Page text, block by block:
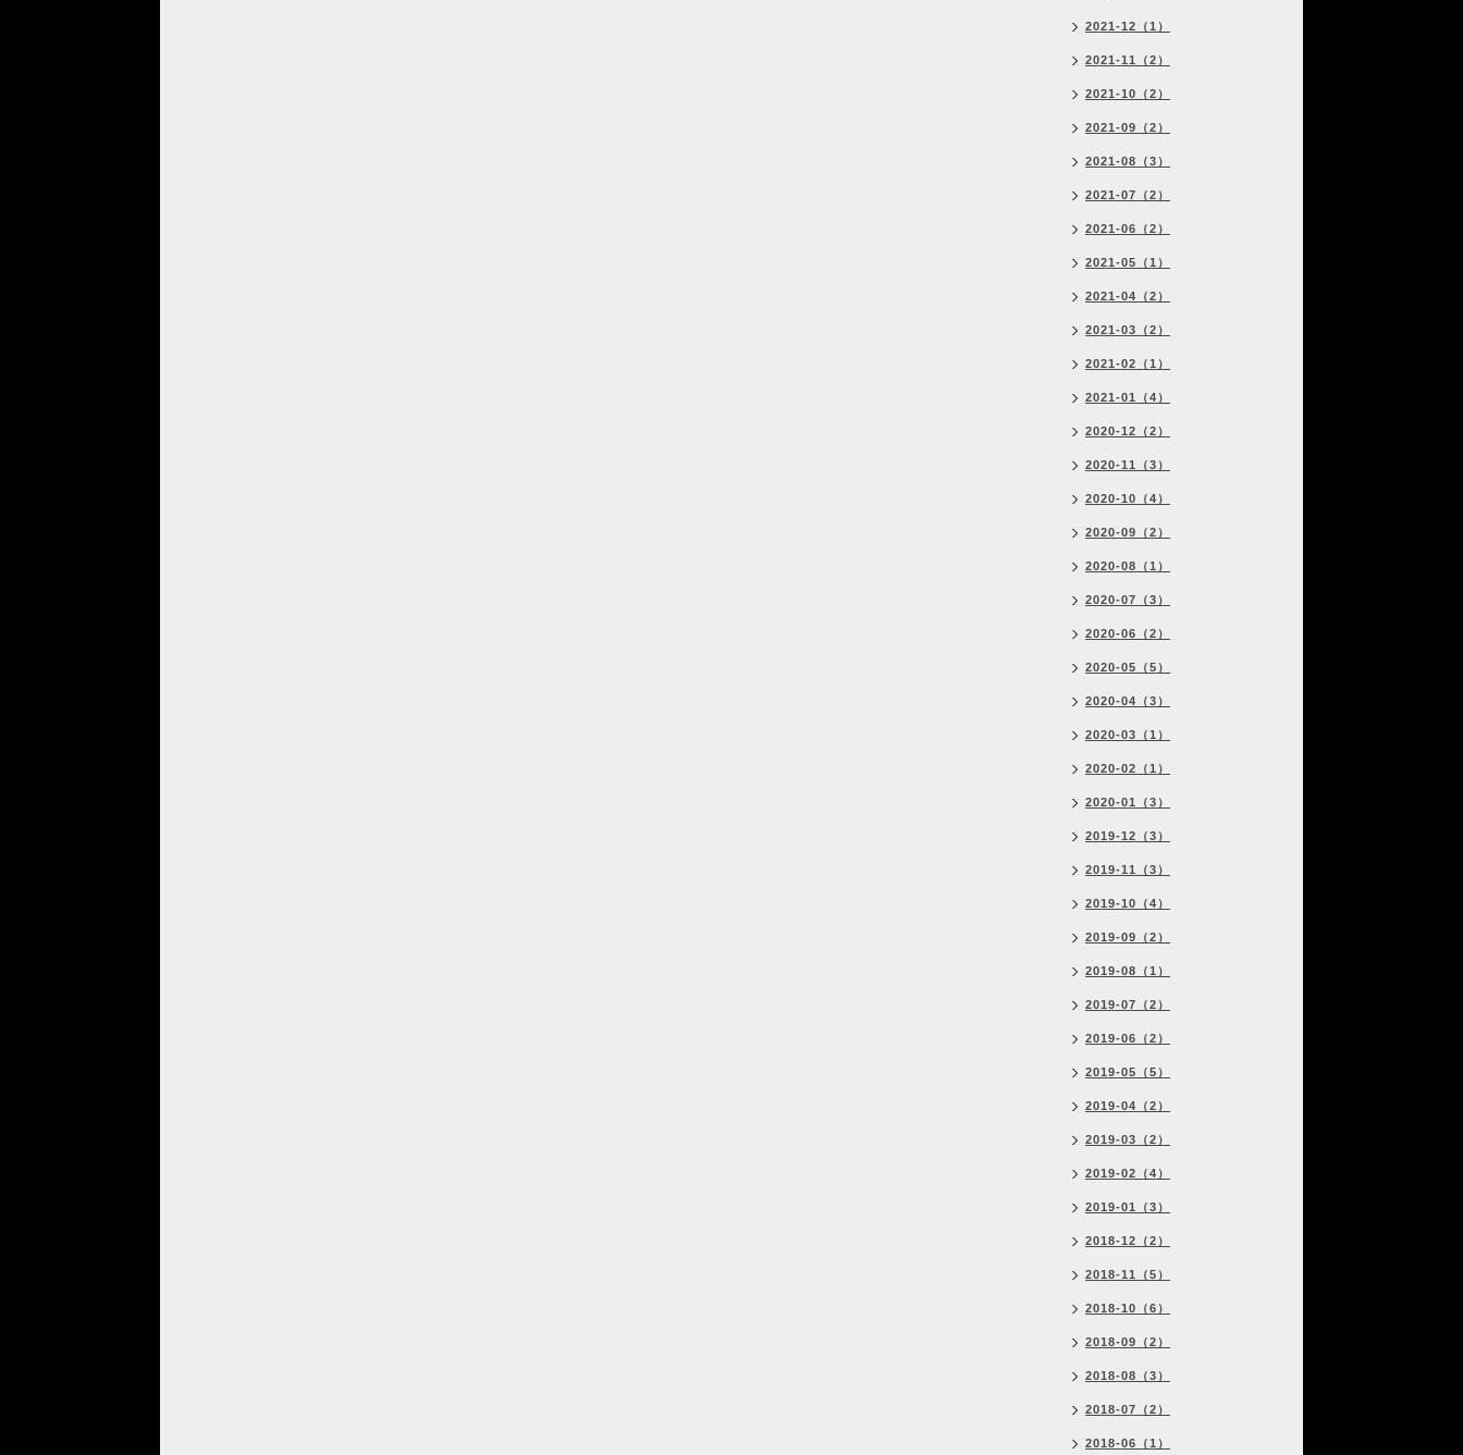
2021-12（1）
2021-11（2）
2021-10（2）
2021-09（2）
2021-08（3）
2021-07（2）
2021-06（2）
2021-05（1）
2021-04（2）
2021-03（2）
2021-02（1）
2021-01（4）
2020-12（2）
2020-11（3）
2020-10（4）
2020-09（2）
2020-08（1）
2020-07（3）
2020-06（2）
2020-05（5）
2020-04（3）
2020-03（1）
2020-02（1）
2020-01（3）
2019-12（3）
2019-11（3）
2019-10（4）
2019-09（2）
2019-08（1）
2019-07（2）
2019-06（2）
2019-05（5）
2019-04（2）
2019-03（2）
2019-02（4）
2019-01（3）
2018-12（2）
2018-11（5）
2018-10（6）
2018-09（2）
2018-08（3）
2018-07（2）
2018-06（1）